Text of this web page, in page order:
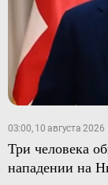
03:00, 10 августа 2026
Три человека
нападении на